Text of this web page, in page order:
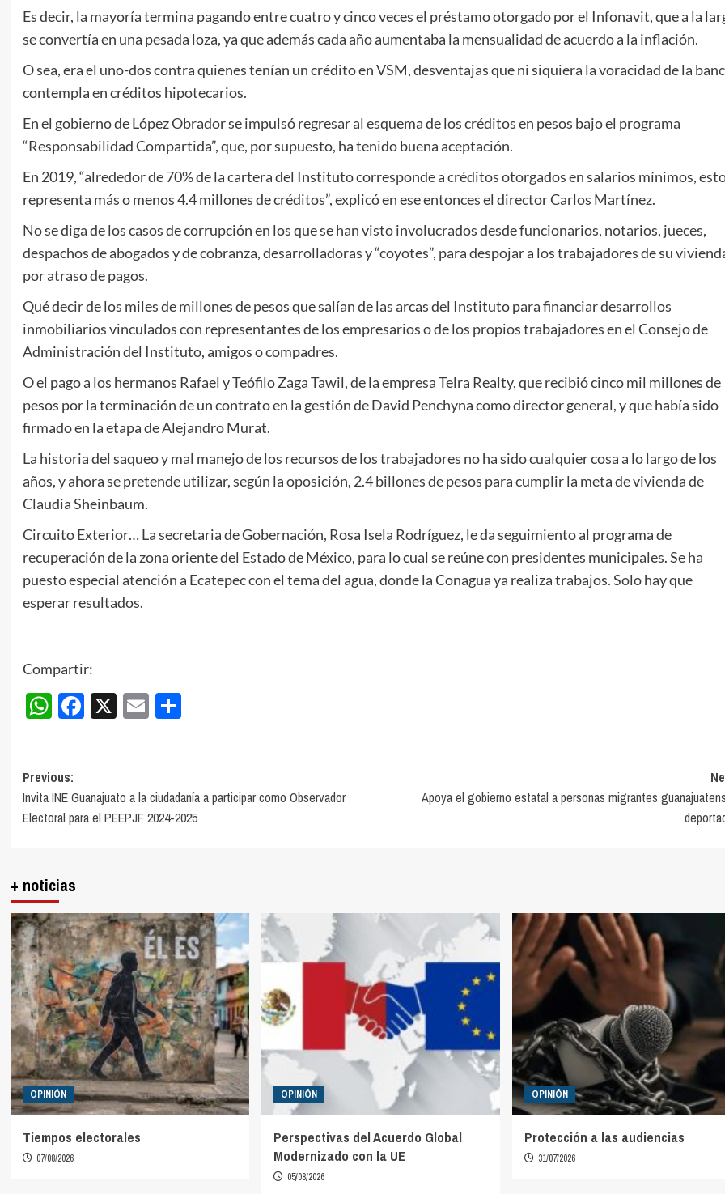
Es decir, la mayoría termina pagando entre cuatro y cinco veces el préstamo otorgado por el Infonavit, que a la
se convertía en una pesada loza, ya que además cada año aumentaba la mensualidad de acuerdo a la inflación.
O sea, era el uno-dos contra quienes tenían un crédito en VSM, desventajas que ni siquiera la voracidad de la
contempla en créditos hipotecarios.
En el gobierno de López Obrador se impulsó regresar al esquema de los créditos en pesos bajo el programa
“Responsabilidad Compartida”, que, por supuesto, ha tenido buena aceptación.
En 2019, “alrededor de 70% de la cartera del Instituto corresponde a créditos otorgados en salarios mínimos,
representa más o menos 4.4 millones de créditos”, explicó en ese entonces el director Carlos Martínez.
No se diga de los casos de corrupción en los que se han visto involucrados desde funcionarios, notarios, jueces,
despachos de abogados y de cobranza, desarrolladoras y “coyotes”, para despojar a los trabajadores de su
por atraso de pagos.
Qué decir de los miles de millones de pesos que salían de las arcas del Instituto para financiar desarrollos
inmobiliarios vinculados con representantes de los empresarios o de los propios trabajadores en el Consejo de
Administración del Instituto, amigos o compadres.
O el pago a los hermanos Rafael y Teófilo Zaga Tawil, de la empresa Telra Realty, que recibió cinco mil millones de
pesos por la terminación de un contrato en la gestión de David Penchyna como director general, y que había sido
firmado en la etapa de Alejandro Murat.
La historia del saqueo y mal manejo de los recursos de los trabajadores no ha sido cualquier cosa a lo largo de los
años, y ahora se pretende utilizar, según la oposición, 2.4 billones de pesos para cumplir la meta de vivienda de
Claudia Sheinbaum.
Circuito Exterior… La secretaria de Gobernación, Rosa Isela Rodríguez, le da seguimiento al programa de
recuperación de la zona oriente del Estado de México, para lo cual se reúne con presidentes municipales. Se ha
puesto especial atención a Ecatepec con el tema del agua, donde la Conagua ya realiza trabajos. Solo hay que
esperar resultados.
Compartir:
WhatsApp
Facebook
X EmailCompartir
Post
navigation
Previous:
Invita INE Guanajuato a la ciudadanía a participar como Observador
Electoral para el PEEPJF 2024-2025
Apoya el gobierno estatal a personas migrantes
+ noticias
OPINIÓN
Tiempos electorales
07/08/2026
OPINIÓN
Perspectivas del Acuerdo Global
Modernizado con la UE
05/08/2026
OPINIÓN
Protección a las audiencias
31/07/2026